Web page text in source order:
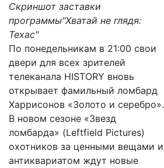
Скриншот заставки
программы"Хватай не глядя:
Техас"
По понедельникам в 21:00 свои
двери для всех зрителей
телеканала HISTORY вновь
открывает фамильный ломбард
Харрисонов «Золото и серебро».
В новом сезоне «Звезд
ломбарда» (Leftfield Pictures)
охотников за ценными вещами и
антиквариатом ждут новые